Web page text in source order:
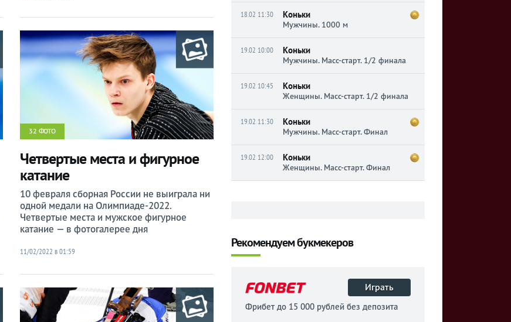
32 ФОТО
Четвертые места и фигурное
катание
10 февраля сборная России не выиграла ни
одной медали на Олимпиаде-2022.
Четвертые места и мужское фигурное
катание — в фотогалерее дня
11/02/2022 в 01:59
18.02 11:30 Коньки
Мужчины. 1000 м
19.02 10:00 Коньки
Мужчины. Масс-старт. 1/2 финала
19.02 10:45 Коньки
Женщины. Масс-старт. 1/2 финала
19.02 11:30 Коньки
Мужчины. Масс-старт. Финал
19.02 12:00 Коньки
Женщины. Масс-старт. Финал
Рекомендуем букмекеров
Играть
Фрибет до 15 000 рублей без депозита